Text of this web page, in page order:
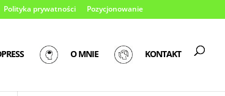
Polityka prywatności Pozycjonowanie
O MNIE KONTAKT